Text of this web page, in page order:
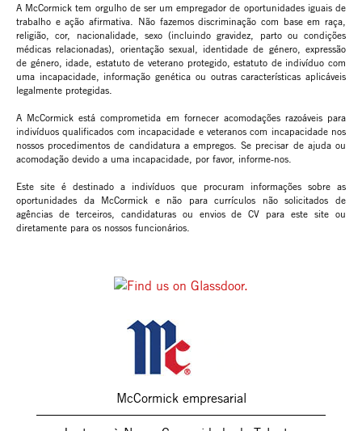
A McCormick tem orgulho de ser um empregador de oportunidades iguais de
trabalho e ação afirmativa. Não fazemos discriminação com base em raça,
religião, cor, nacionalidade, sexo (incluindo gravidez, parto ou condições
médicas relacionadas), orientação sexual, identidade de género, expressão
de género, idade, estatuto de veterano protegido, estatuto de indivíduo com
uma incapacidade, informação genética ou outras características aplicáveis
legalmente protegidas.
A McCormick está comprometida em fornecer acomodações razoáveis para
indivíduos qualificados com incapacidade e veteranos com incapacidade nos
nossos procedimentos de candidatura a empregos. Se precisar de ajuda ou
acomodação devido a uma incapacidade, por favor, informe-nos.
Este site é destinado a indivíduos que procuram informações sobre as
oportunidades da McCormick e não para currículos não solicitados de
agências de terceiros, candidaturas ou envios de CV para este site ou
diretamente para os nossos funcionários.
McCormick empresarial